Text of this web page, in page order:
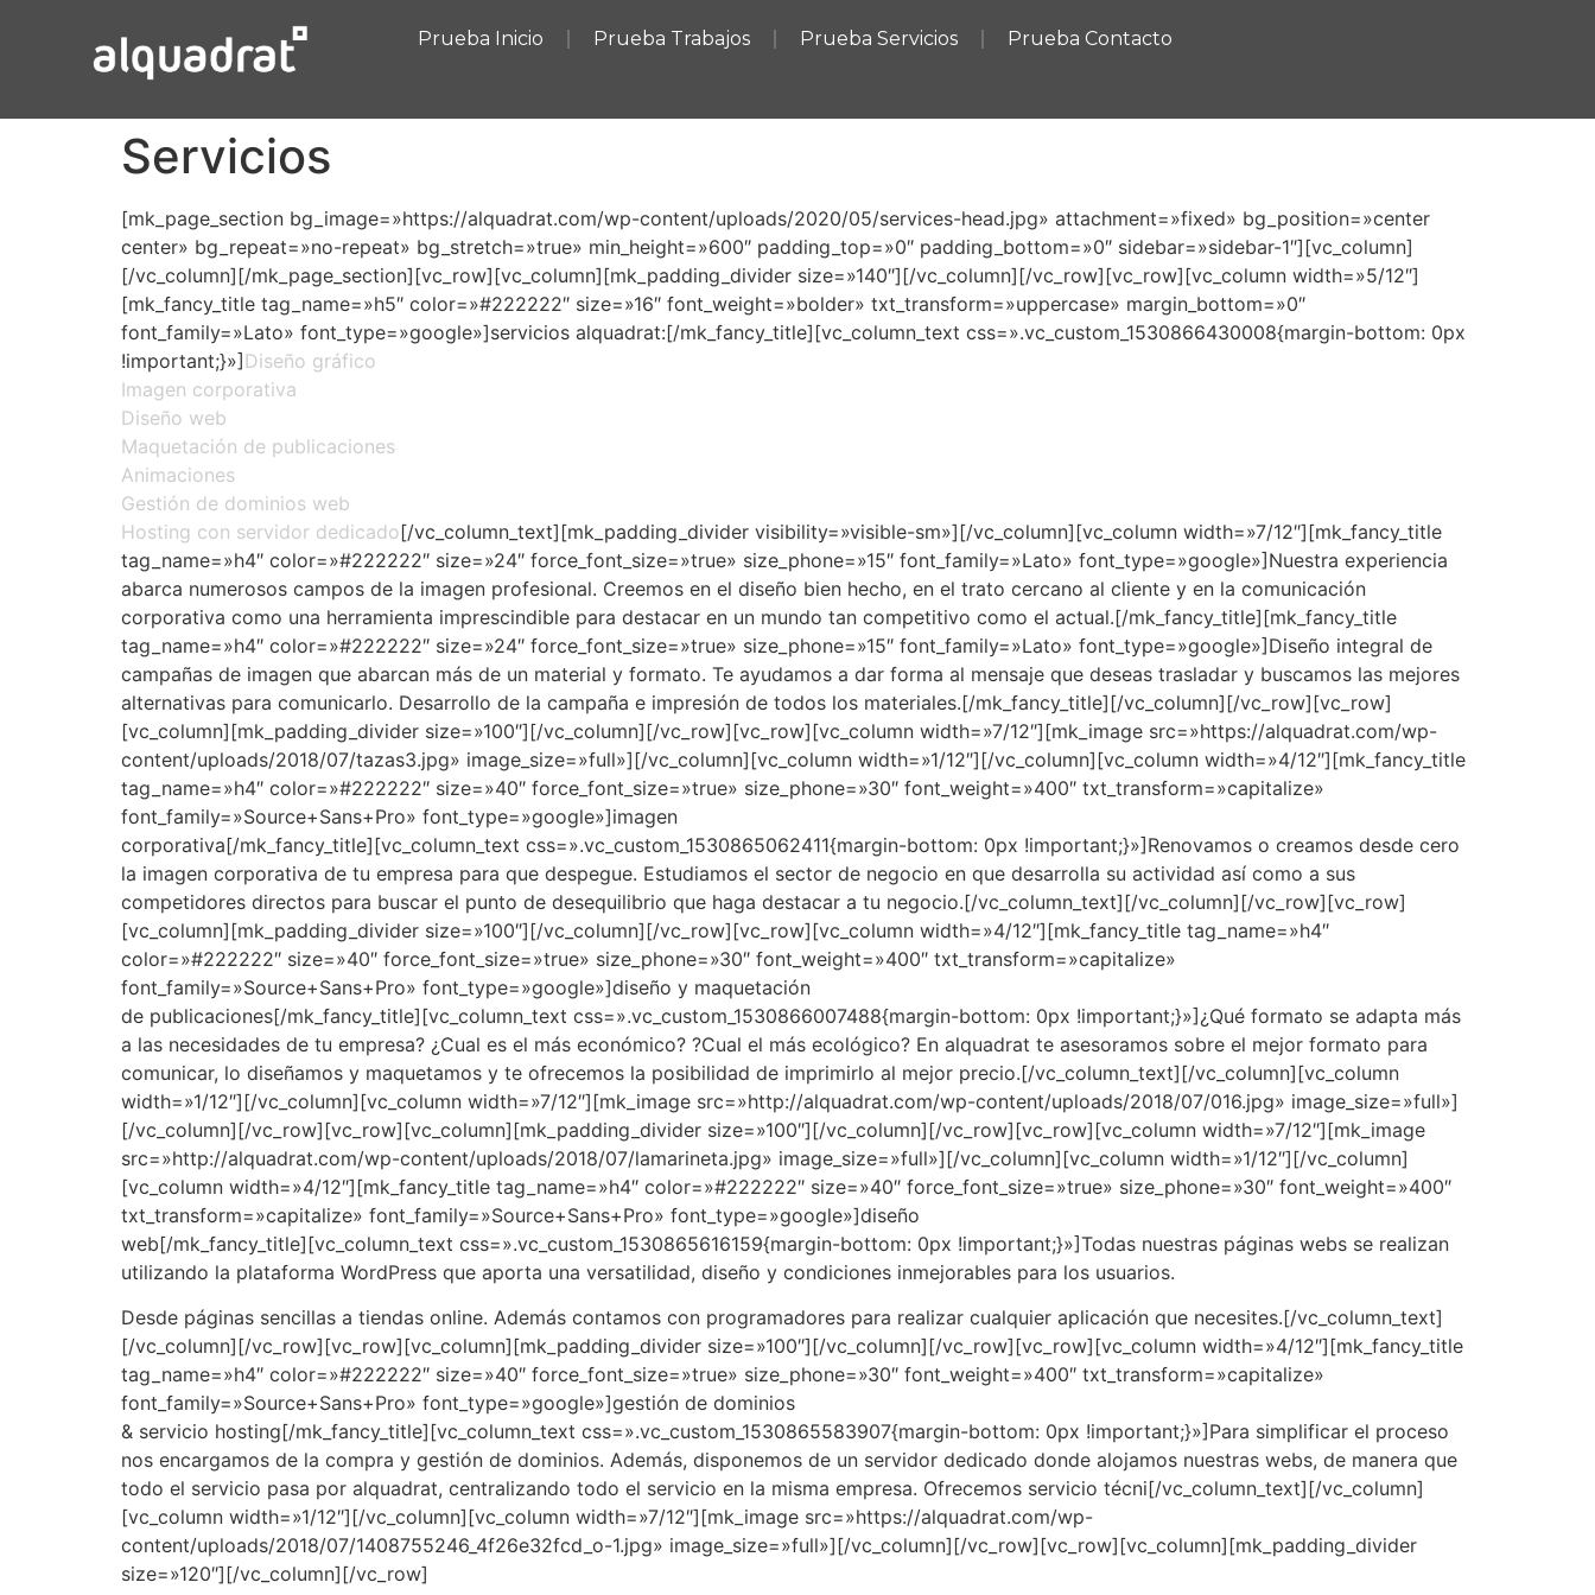
Prueba Inicio Prueba Trabajos Prueba Servicios Prueba Contacto
Servicios
[mk_page_section bg_image=»https://alquadrat.com/wp-content/uploads/2020/05/services-head.jpg» attachment=»fixed» bg_position=»center
center» bg_repeat=»no-repeat» bg_stretch=»true» min_height=»600″ padding_top=»0″ padding_bottom=»0″ sidebar=»sidebar-1″][vc_column]
[/vc_column][/mk_page_section][vc_row][vc_column][mk_padding_divider size=»140″][/vc_column][/vc_row][vc_row][vc_column width=»5/12″]
[mk_fancy_title tag_name=»h5″ color=»#222222″ size=»16″ font_weight=»bolder» txt_transform=»uppercase» margin_bottom=»0″
font_family=»Lato» font_type=»google»]servicios alquadrat:[/mk_fancy_title][vc_column_text css=».vc_custom_1530866430008{margin-bottom: 0px
!important;}»] Diseño gráfico
Imagen corporativa
Diseño web
Maquetación de publicaciones
Animaciones
Gestión de dominios web
Hosting con servidor dedicado[/vc_column_text][mk_padding_divider visibility=»visible-sm»][/vc_column][vc_column width=»7/12″][mk_fancy_title
tag_name=»h4″ color=»#222222″ size=»24″ force_font_size=»true» size_phone=»15″ font_family=»Lato» font_type=»google»]Nuestra experiencia
abarca numerosos campos de la imagen profesional. Creemos en el diseño bien hecho, en el trato cercano al cliente y en la comunicación
corporativa como una herramienta imprescindible para destacar en un mundo tan competitivo como el actual.[/mk_fancy_title][mk_fancy_title
tag_name=»h4″ color=»#222222″ size=»24″ force_font_size=»true» size_phone=»15″ font_family=»Lato» font_type=»google»]Diseño integral de
campañas de imagen que abarcan más de un material y formato. Te ayudamos a dar forma al mensaje que deseas trasladar y buscamos las mejores
alternativas para comunicarlo. Desarrollo de la campaña e impresión de todos los materiales.[/mk_fancy_title][/vc_column][/vc_row][vc_row]
[vc_column][mk_padding_divider size=»100″][/vc_column][/vc_row][vc_row][vc_column width=»7/12″][mk_image src=»https://alquadrat.com/wp-
content/uploads/2018/07/tazas3.jpg» image_size=»full»][/vc_column][vc_column width=»1/12″][/vc_column][vc_column width=»4/12″][mk_fancy_title
tag_name=»h4″ color=»#222222″ size=»40″ force_font_size=»true» size_phone=»30″ font_weight=»400″ txt_transform=»capitalize»
font_family=»Source+Sans+Pro» font_type=»google»]imagen
corporativa[/mk_fancy_title][vc_column_text css=».vc_custom_1530865062411{margin-bottom: 0px !important;}»]Renovamos o creamos desde cero
la imagen corporativa de tu empresa para que despegue. Estudiamos el sector de negocio en que desarrolla su actividad así como a sus
competidores directos para buscar el punto de desequilibrio que haga destacar a tu negocio.[/vc_column_text][/vc_column][/vc_row][vc_row]
[vc_column][mk_padding_divider size=»100″][/vc_column][/vc_row][vc_row][vc_column width=»4/12″][mk_fancy_title tag_name=»h4″
color=»#222222″ size=»40″ force_font_size=»true» size_phone=»30″ font_weight=»400″ txt_transform=»capitalize»
font_family=»Source+Sans+Pro» font_type=»google»]diseño y maquetación
de publicaciones[/mk_fancy_title][vc_column_text css=».vc_custom_1530866007488{margin-bottom: 0px !important;}»]¿Qué formato se adapta más
a las necesidades de tu empresa? ¿Cual es el más económico? ?Cual el más ecológico? En alquadrat te asesoramos sobre el mejor formato para
comunicar, lo diseñamos y maquetamos y te ofrecemos la posibilidad de imprimirlo al mejor precio.[/vc_column_text][/vc_column][vc_column
width=»1/12″][/vc_column][vc_column width=»7/12″][mk_image src=»http://alquadrat.com/wp-content/uploads/2018/07/016.jpg» image_size=»full»]
[/vc_column][/vc_row][vc_row][vc_column][mk_padding_divider size=»100″][/vc_column][/vc_row][vc_row][vc_column width=»7/12″][mk_image
src=»http://alquadrat.com/wp-content/uploads/2018/07/lamarineta.jpg» image_size=»full»][/vc_column][vc_column width=»1/12″][/vc_column]
[vc_column width=»4/12″][mk_fancy_title tag_name=»h4″ color=»#222222″ size=»40″ force_font_size=»true» size_phone=»30″ font_weight=»400″
txt_transform=»capitalize» font_family=»Source+Sans+Pro» font_type=»google»]diseño
web[/mk_fancy_title][vc_column_text css=».vc_custom_1530865616159{margin-bottom: 0px !important;}»]Todas nuestras páginas webs se realizan
utilizando la plataforma WordPress que aporta una versatilidad, diseño y condiciones inmejorables para los usuarios.
Desde páginas sencillas a tiendas online. Además contamos con programadores para realizar cualquier aplicación que necesites.[/vc_column_text]
[/vc_column][/vc_row][vc_row][vc_column][mk_padding_divider size=»100″][/vc_column][/vc_row][vc_row][vc_column width=»4/12″][mk_fancy_title
tag_name=»h4″ color=»#222222″ size=»40″ force_font_size=»true» size_phone=»30″ font_weight=»400″ txt_transform=»capitalize»
font_family=»Source+Sans+Pro» font_type=»google»]gestión de dominios
& servicio hosting[/mk_fancy_title][vc_column_text css=».vc_custom_1530865583907{margin-bottom: 0px !important;}»]Para simplificar el proceso
nos encargamos de la compra y gestión de dominios. Además, disponemos de un servidor dedicado donde alojamos nuestras webs, de manera que
todo el servicio pasa por alquadrat, centralizando todo el servicio en la misma empresa. Ofrecemos servicio técni[/vc_column_text][/vc_column]
[vc_column width=»1/12″][/vc_column][vc_column width=»7/12″][mk_image src=»https://alquadrat.com/wp-
content/uploads/2018/07/1408755246_4f26e32fcd_o-1.jpg» image_size=»full»][/vc_column][/vc_row][vc_row][vc_column][mk_padding_divider
size=»120″][/vc_column][/vc_row]